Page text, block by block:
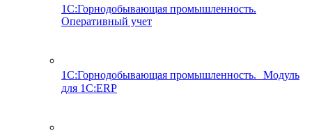
1С:Горнодобывающая промышленность.
Оперативный учет
1С:Горнодобывающая промышленность. Модуль
для 1С:ERP